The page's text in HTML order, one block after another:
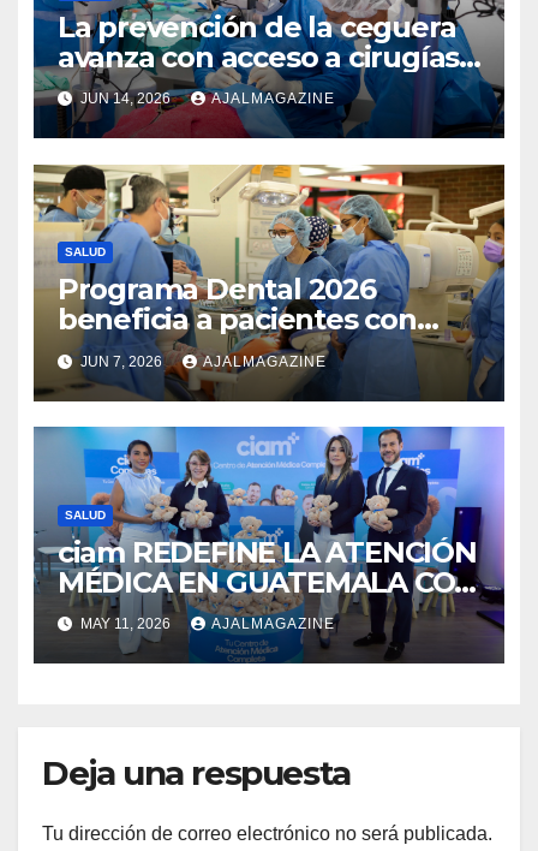
La prevención de la ceguera
avanza con acceso a cirugías
oftalmológicas impulsadas
por Visualiza
JUN 14, 2026 AJALMAGAZINE
SALUD
Programa Dental 2026
beneficia a pacientes con
labio fisurado y paladar
hendido en Guatemala
JUN 7, 2026 AJALMAGAZINE
SALUD
ciam REDEFINE LA ATENCIÓN
MÉDICA EN GUATEMALA CON
SU NUEVO MODELO
INTEGRAL
MAY 11, 2026 AJALMAGAZINE
Deja una respuesta
Tu dirección de correo electrónico no será publicada.